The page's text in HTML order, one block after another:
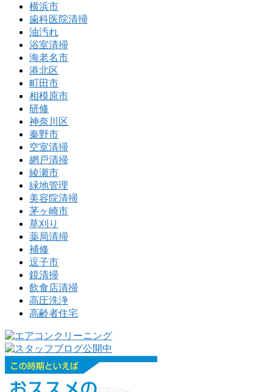
横浜市
歯科医院清掃
油汚れ
浴室清掃
海老名市
港北区
町田市
相模原市
研修
神奈川区
秦野市
空室清掃
網戸清掃
綾瀬市
緑地管理
美容院清掃
茅ヶ崎市
草刈り
薬局清掃
補修
逗子市
鏡清掃
飲食店清掃
高圧洗浄
高齢者住宅